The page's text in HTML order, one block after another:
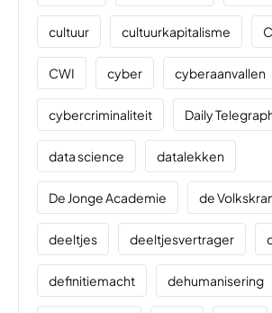
cultuur cultuurkapitalisme
CWI cyber cyberaanvallen
cybercriminaliteit Daily
data science datalekken
De Jonge Academie de
deeltjes deeltjesvertrager
definitiemacht dehumanisering